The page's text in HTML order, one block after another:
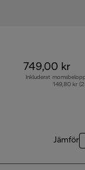
749,00 kr
Inkluderat
149,80 kr
Jämför